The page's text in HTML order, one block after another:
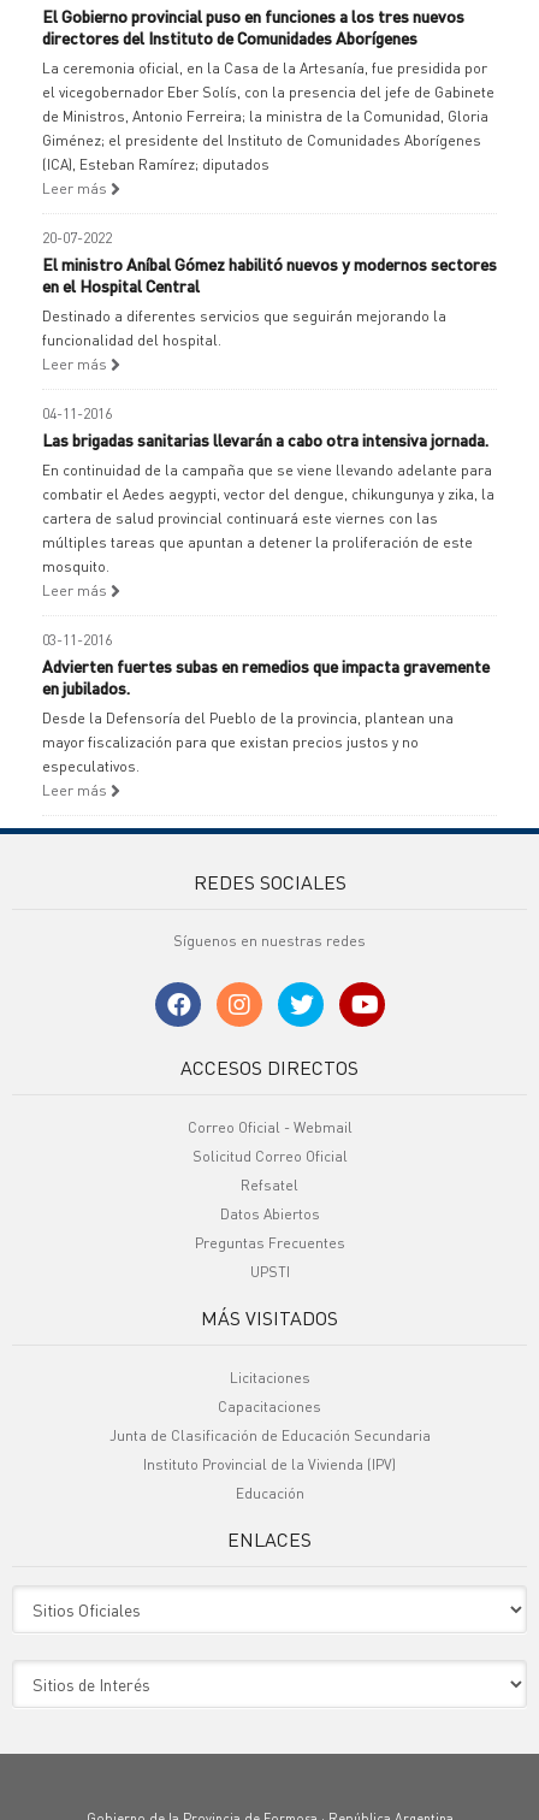
El Gobierno provincial puso en funciones a los tres nuevos
directores del Instituto de Comunidades Aborígenes
La ceremonia oficial, en la Casa de la Artesanía, fue presidida por
el vicegobernador Eber Solís, con la presencia del jefe de Gabinete
de Ministros, Antonio Ferreira; la ministra de la Comunidad, Gloria
Giménez; el presidente del Instituto de Comunidades Aborígenes
(ICA), Esteban Ramírez; diputados
Leer más
20-07-2022
El ministro Aníbal Gómez habilitó nuevos y modernos sectores
en el Hospital Central
Destinado a diferentes servicios que seguirán mejorando la
funcionalidad del hospital.
Leer más
04-11-2016
Las brigadas sanitarias llevarán a cabo otra intensiva jornada.
En continuidad de la campaña que se viene llevando adelante para
combatir el Aedes aegypti, vector del dengue, chikungunya y zika, la
cartera de salud provincial continuará este viernes con las
múltiples tareas que apuntan a detener la proliferación de este
mosquito.
Leer más
03-11-2016
Advierten fuertes subas en remedios que impacta gravemente
en jubilados.
Desde la Defensoría del Pueblo de la provincia, plantean una
mayor fiscalización para que existan precios justos y no
especulativos.
Leer más
REDES SOCIALES
Síguenos en nuestras redes
ACCESOS DIRECTOS
Correo Oficial - Webmail
Solicitud Correo Oficial
Refsatel
Datos Abiertos
Preguntas Frecuentes
UPSTI
MÁS VISITADOS
Licitaciones
Capacitaciones
Junta de Clasificación de Educación Secundaria
Instituto Provincial de la Vivienda (IPV)
Educación
ENLACES